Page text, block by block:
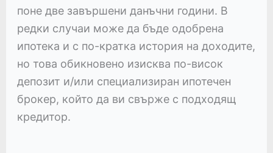
поне две завършени данъчни години. В
редки случаи може да бъде одобрена
ипотека и с по-кратка история на доходите,
но това обикновено изисква по-висок
депозит и/или специализиран ипотечен
брокер, който да ви свърже с подходящ
кредитор.